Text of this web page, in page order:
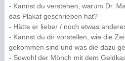
- Kannst du verstehen, warum Dr.
das Plakat geschrieben hat?
- Hätte er lieber / noch etwas
- Kannst du dir vorstellen, wie die
gekommen sind und was die dazu
- Sowohl der Mönch mit dem